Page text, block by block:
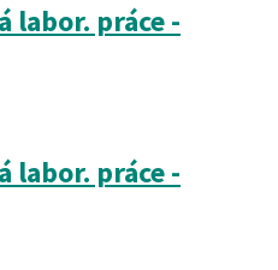
labor. práce -
labor. práce -